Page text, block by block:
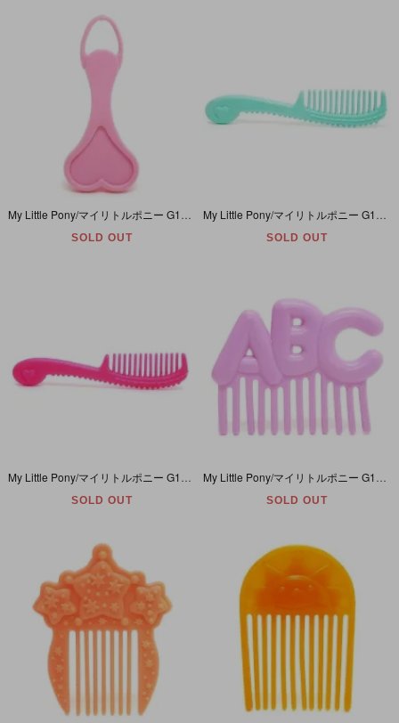
SOLD OUT SOLD OUT
SOLD OUT SOLD OUT